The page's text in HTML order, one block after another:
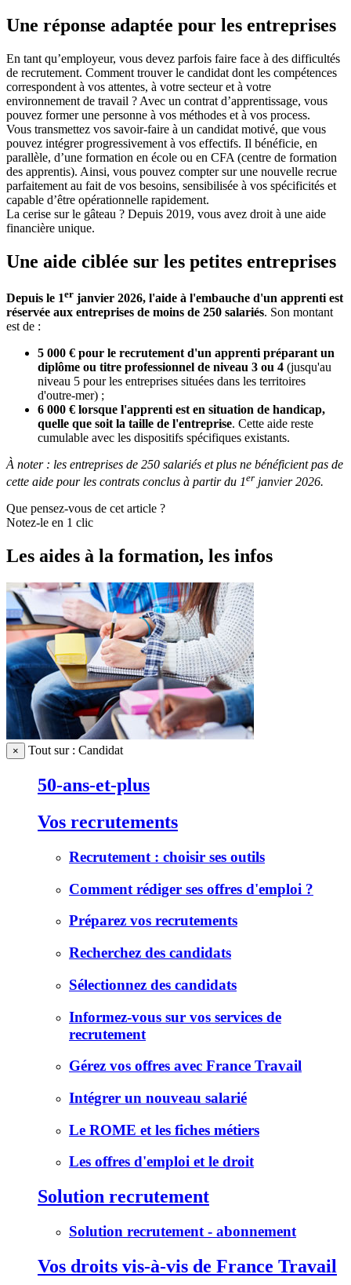
Une réponse adaptée pour les entreprises
En tant qu’employeur, vous devez parfois faire face à des difficultés
de recrutement. Comment trouver le candidat dont les compétences
correspondent à vos attentes, à votre secteur et à votre
environnement de travail ? Avec un contrat d’apprentissage, vous
pouvez former une personne à vos méthodes et à vos process.
Vous transmettez vos savoir-faire à un candidat motivé, que vous
pouvez intégrer progressivement à vos effectifs. Il bénéficie, en
parallèle, d’une formation en école ou en CFA (centre de formation
des apprentis). Ainsi, vous pouvez compter sur une nouvelle recrue
parfaitement au fait de vos besoins, sensibilisée à vos spécificités et
capable d’être opérationnelle rapidement.
La cerise sur le gâteau ? Depuis 2019, vous avez droit à une aide
financière unique.
Une aide ciblée sur les petites entreprises
Depuis le 1er janvier 2026, l'aide à l'embauche d'un apprenti est
réservée aux entreprises de moins de 250 salariés. Son montant
est de :
5 000 € pour le recrutement d'un apprenti préparant un
diplôme ou titre professionnel de niveau 3 ou 4 (jusqu'au
niveau 5 pour les entreprises situées dans les territoires
d'outre-mer) ;
6 000 € lorsque l'apprenti est en situation de handicap,
quelle que soit la taille de l'entreprise. Cette aide reste
cumulable avec les dispositifs spécifiques existants.
À noter : les entreprises de 250 salariés et plus ne bénéficient pas de
cette aide pour les contrats conclus à partir du 1er janvier 2026.
Que pensez-vous de cet article ?
Notez-le en 1 clic
Les aides à la formation, les infos
× Tout sur : Candidat
50-ans-et-plus
Vos recrutements
Recrutement : choisir ses outils
Comment rédiger ses offres d'emploi ?
Préparez vos recrutements
Recherchez des candidats
Sélectionnez des candidats
Informez-vous sur vos services de
recrutement
Gérez vos offres avec France Travail
Intégrer un nouveau salarié
Le ROME et les fiches métiers
Les offres d'emploi et le droit
Solution recrutement
Solution recrutement - abonnement
Vos droits vis-à-vis de France Travail